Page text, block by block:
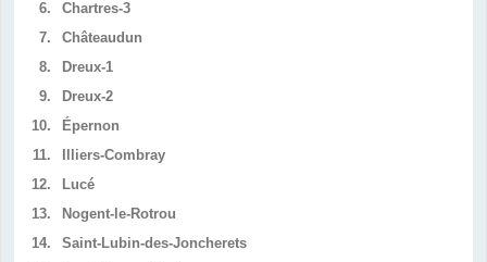
6.
Chartres-3
7.
Châteaudun
8.
Dreux-1
9.
Dreux-2
10.
Épernon
11.
Illiers-Combray
12.
Lucé
13.
Nogent-le-Rotrou
14.
Saint-Lubin-des-Joncherets